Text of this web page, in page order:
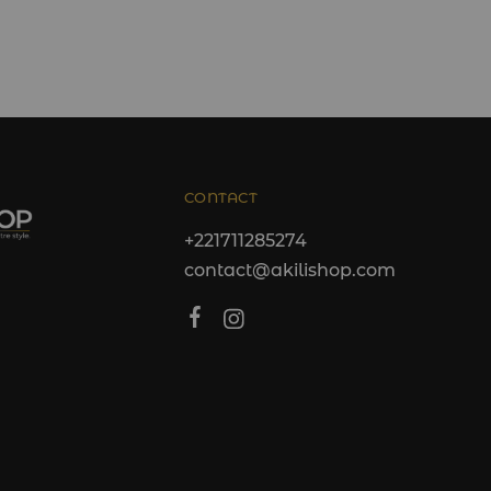
CONTACT
+221711285274
contact@akilishop.com